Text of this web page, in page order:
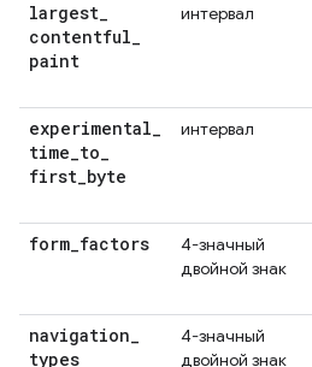
largest_
contentful_
paint
интервал
experimental_
time_to_
first_byte
интервал
form_factors
4-значный
двойной знак
navigation_
types
4-значный
двойной знак